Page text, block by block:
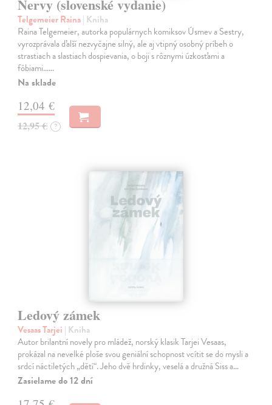
Nervy (slovenské vydanie)
Telgemeier Raina| Kniha
Raina Telgemeier, autorka populárnych komiksov Úsmev a Sestry,
vyrozprávala ďalší nezvyčajne silný, ale aj vtipný osobný príbeh o
strastiach a slastiach dospievania, o boji s rôznymi úzkosťami a
fóbiami...…
Na sklade
12,04 €
12,95 € ?
Ledový zámek
Vesaas Tarjei | Kniha
Autor brilantní novely pro mládež, norský klasik Tarjei Vesaas,
prokázal na nevelké ploše svou geniální schopnost vcítit se do mysli a
srdcí náctiletých „dětí“. Jeho dvě hrdinky, veselá a družná Siss a…
Zasielame do 12 dní